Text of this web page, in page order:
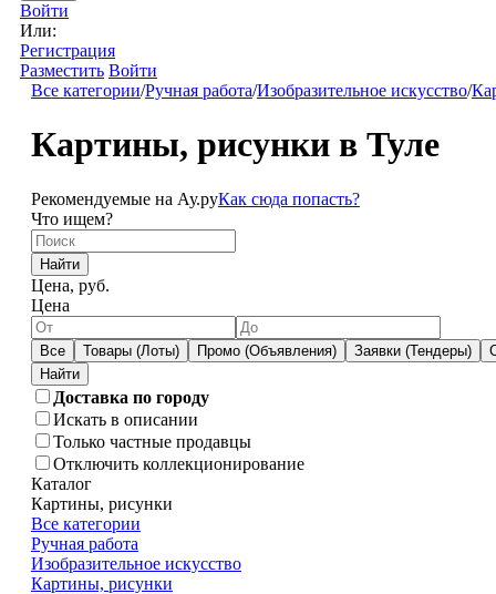
Войти
Или:
Регистрация
Разместить Войти
Все категории/Ручная работа/Изобразительное искусство/
Картины, рисунки в Туле
Рекомендуемые на Ау.руКак сюда попасть?
Что ищем?
Найти
Цена, руб.
Цена
Все Товары (Лоты) Промо (Объявления) Заявки (Тендеры)
Доставка по городу
Искать в описании
Только частные продавцы
Отключить коллекционирование
Каталог
Картины, рисунки
Все категории
Ручная работа
Изобразительное искусство
Картины, рисунки